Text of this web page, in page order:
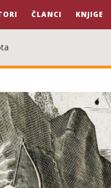
ČLANCI KNJIGE